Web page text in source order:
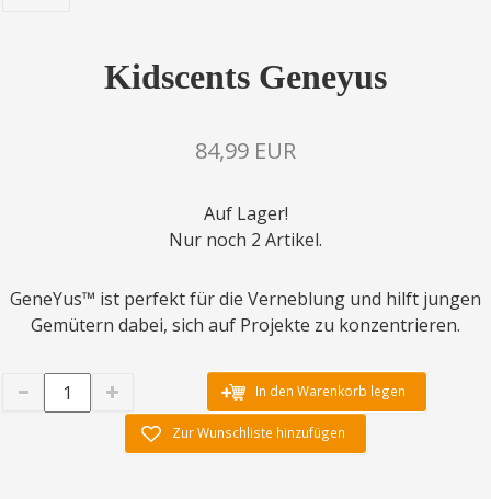
Kidscents Geneyus
84,99 EUR
Auf Lager!
Nur noch 2 Artikel.
GeneYus™ ist perfekt für die Verneblung und hilft jungen
Gemütern dabei, sich auf Projekte zu konzentrieren.
In den Warenkorb legen
Zur Wunschliste hinzufügen